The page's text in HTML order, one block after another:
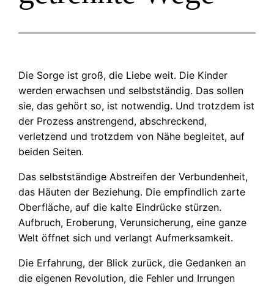
Die Sorge ist groß, die Liebe weit. Die Kinder
werden erwachsen und selbstständig. Das sollen
sie, das gehört so, ist notwendig. Und trotzdem ist
der Prozess anstrengend, abschreckend,
verletzend und trotzdem von Nähe begleitet, auf
beiden Seiten.
Das selbstständige Abstreifen der Verbundenheit,
das Häuten der Beziehung. Die empfindlich zarte
Oberfläche, auf die kalte Eindrücke stürzen.
Aufbruch, Eroberung, Verunsicherung, eine ganze
Welt öffnet sich und verlangt Aufmerksamkeit.
Die Erfahrung, der Blick zurück, die Gedanken an
die eigenen Revolution, die Fehler und Irrungen